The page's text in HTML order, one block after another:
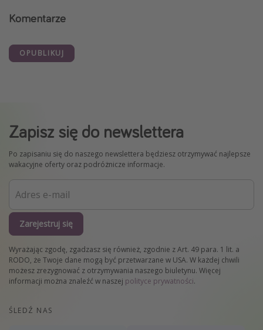
Komentarze
OPUBLIKUJ
Zapisz się do newslettera
Po zapisaniu się do naszego newslettera będziesz otrzymywać najlepsze
wakacyjne oferty oraz podróżnicze informacje.
Zarejestruj się
Wyrażając zgodę, zgadzasz się również, zgodnie z Art. 49 para. 1 lit. a
RODO, że Twoje dane mogą być przetwarzane w USA. W każdej chwili
możesz zrezygnować z otrzymywania naszego biuletynu. Więcej
informacji można znaleźć w naszej polityce prywatności.
ŚLEDŹ NAS